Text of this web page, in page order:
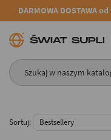
DARMOWA DOSTAWA od
Sortuj: Bestsellery